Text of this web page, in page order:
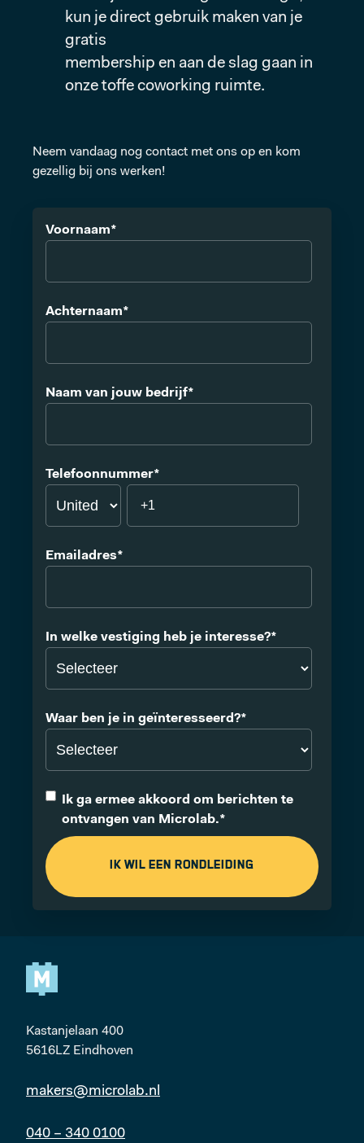
kun je direct gebruik maken van je
gratis
membership en aan de slag gaan in
onze toffe coworking ruimte.
Neem vandaag nog contact met ons op en kom
gezellig bij ons werken!
Voornaam*
Achternaam*
Naam van jouw bedrijf*
Telefoonnummer*
Emailadres*
In welke vestiging heb je interesse?*
Waar ben je in geïnteresseerd?*
Ik ga ermee akkoord om berichten te
ontvangen van Microlab.*
Kastanjelaan 400
5616LZ Eindhoven
makers@microlab.nl
040 – 340 0100